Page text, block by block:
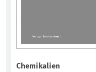
Chemikalien